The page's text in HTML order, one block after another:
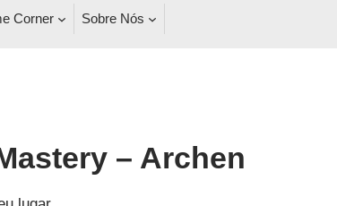
Corner Sobre Nós
– Archen